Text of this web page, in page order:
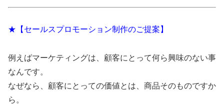
★【セールスプロモーション制作のご提案】
例えばマーケティングは、顧客にとって何ら興味のない事
なんです。
なぜなら、顧客にとっての価値とは、商品そのものですか
ら。